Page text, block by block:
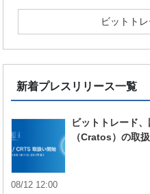
ビットト
新着プレスリリース一覧
ビットトレード
（Cratos）の取
08/12 12:00